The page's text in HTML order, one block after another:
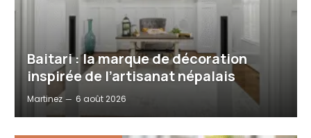
Baitari : la marque de décoration
inspirée de l’artisanat népalais
Martinez 6 août 2026